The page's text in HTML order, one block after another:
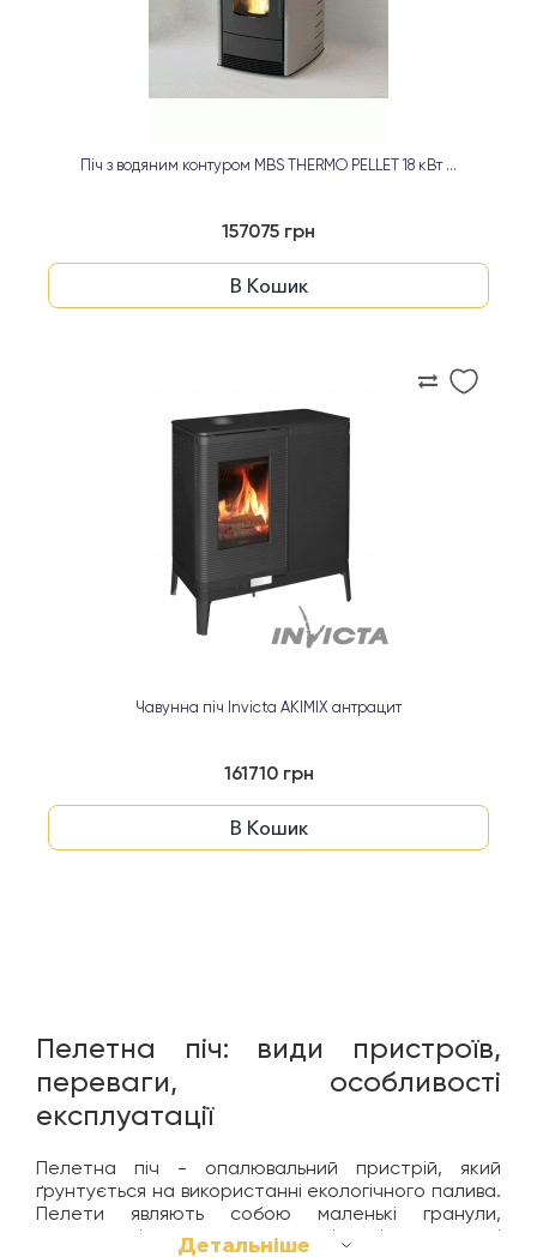
Пелетна піч: види пристроїв,
переваги, особливості
експлуатації
Пелетна піч - опалювальний пристрій, який
ґрунтується на використанні екологічного палива.
Пелети являють собою маленькі гранули,
виготовлені з таких деревних відходів, як тирса і
Детальніше
Піч з водяним контуром MBS THERMO PELLET 18 кВт ...
157075 грн
В Кошик
Чавунна піч Invicta AKIMIX антрацит
161710 грн
В Кошик